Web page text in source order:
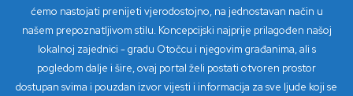
ćemo nastojati prenijeti vjerodostojno, na jednostavan način u
našem prepoznatljivom stilu. Koncepcijski najprije prilagođen našoj
lokalnoj zajednici - gradu Otočcu i njegovim građanima, ali s
pogledom dalje i šire, ovaj portal želi postati otvoren prostor
dostupan svima i pouzdan izvor vijesti i informacija za sve ljude koji se